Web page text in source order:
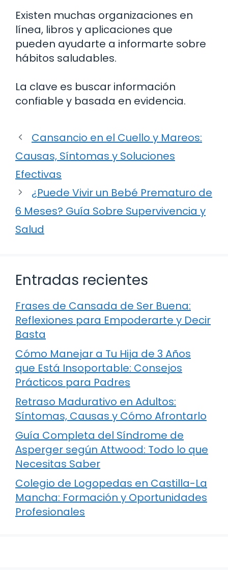
Existen muchas organizaciones en
línea, libros y aplicaciones que
pueden ayudarte a informarte sobre
hábitos saludables.
La clave es buscar información
confiable y basada en evidencia.
Cansancio en el Cuello y Mareos:
Causas, Síntomas y Soluciones
Efectivas
¿Puede Vivir un Bebé Prematuro de
6 Meses? Guía Sobre Supervivencia y
Salud
Entradas recientes
Frases de Cansada de Ser Buena:
Reflexiones para Empoderarte y Decir
Basta
Cómo Manejar a Tu Hija de 3 Años
que Está Insoportable: Consejos
Prácticos para Padres
Retraso Madurativo en Adultos:
Síntomas, Causas y Cómo Afrontarlo
Guía Completa del Síndrome de
Asperger según Attwood: Todo lo que
Necesitas Saber
Colegio de Logopedas en Castilla-La
Mancha: Formación y Oportunidades
Profesionales